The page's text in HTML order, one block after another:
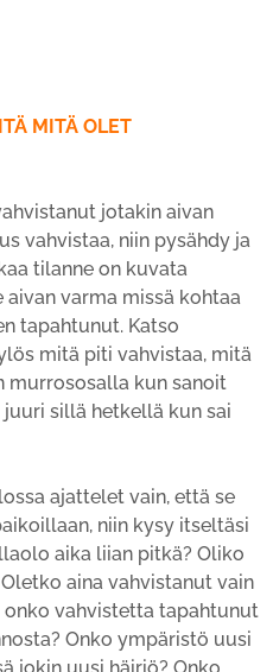
MITÄ OLET
jotakin aivan
vahvistaa, niin pysähdy ja
tilanne on kuvata
aivan varma missä kohtaa
tapahtunut. Katso
mitä piti vahvistaa, mitä
murrososalla kun sanoit
sillä hetkellä kun sai
ajattelet vain, että se
niin kysy itseltäsi
aika liian pitkä? Oliko
aina vahvistanut vain
vahvistetta tapahtunut
Onko ympäristö uusi